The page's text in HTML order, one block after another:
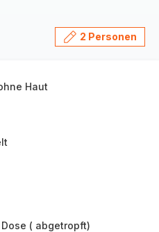
2 Personen
Haut
( abgetropft)